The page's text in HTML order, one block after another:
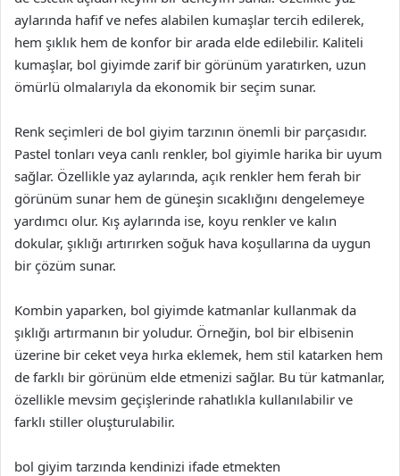
aylarında hafif ve nefes alabilen kumaşlar tercih edilerek,
hem şıklık hem de konfor bir arada elde edilebilir. Kaliteli
kumaşlar, bol giyimde zarif bir görünüm yaratırken, uzun
ömürlü olmalarıyla da ekonomik bir seçim sunar.
Renk seçimleri de bol giyim tarzının önemli bir parçasıdır.
Pastel tonları veya canlı renkler, bol giyimle harika bir uyum
sağlar. Özellikle yaz aylarında, açık renkler hem ferah bir
görünüm sunar hem de güneşin sıcaklığını dengelemeye
yardımcı olur. Kış aylarında ise, koyu renkler ve kalın
dokular, şıklığı artırırken soğuk hava koşullarına da uygun
bir çözüm sunar.
Kombin yaparken, bol giyimde katmanlar kullanmak da
şıklığı artırmanın bir yoludur. Örneğin, bol bir elbisenin
üzerine bir ceket veya hırka eklemek, hem stil katarken hem
de farklı bir görünüm elde etmenizi sağlar. Bu tür katmanlar,
özellikle mevsim geçişlerinde rahatlıkla kullanılabilir ve
farklı stiller oluşturulabilir.
bol giyim tarzında kendinizi ifade etmekten